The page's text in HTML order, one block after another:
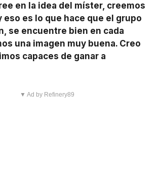
en la idea del míster, creemos
eso es lo que hace que el grupo
se encuentre bien en cada
una imagen muy buena. Creo
capaces de ganar a
▼ Ad by Refinery89